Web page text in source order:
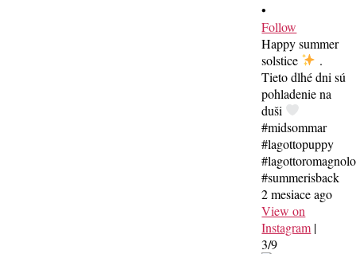
•
Follow
Happy summer
solstice
.
Tieto dlhé dni sú
pohladenie na
duši
#midsommar
#lagottopuppy
#lagottoromagnolo
#summerisback
2 mesiace ago
View on
Instagram |
3/9